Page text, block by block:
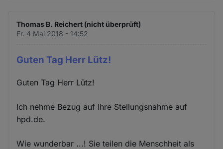
Thomas B. Reichert (nicht überprüft)
Fr. 4 Mai 2018 - 14:52
Guten Tag Herr Lütz!
Guten Tag Herr Lütz!
Ich nehme Bezug auf Ihre Stellungsnahme auf
hpd.de.
Wie wunderbar ...! Sie teilen die Menschheit als